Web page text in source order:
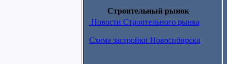
Строительный рынок
Новости Строительного рынка
Схема застройки Новосибирска